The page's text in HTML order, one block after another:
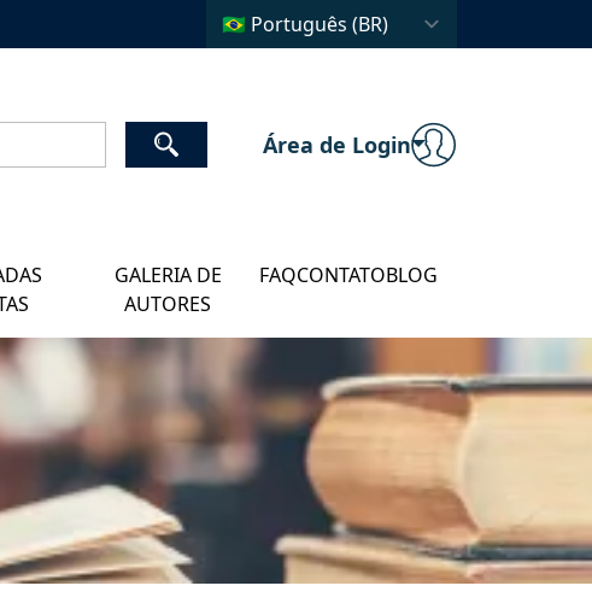
Área de Login
GALERIA DE
AUTORES
FAQCONTATOBLOG